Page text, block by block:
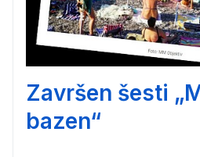
Završen šesti
bazen“